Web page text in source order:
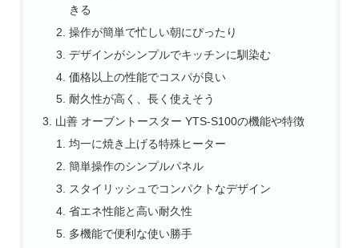
きる
操作が簡単で忙しい朝にぴったり
デザインがシンプルでキッチンに馴染む
価格以上の性能でコスパが良い
耐久性が高く、長く使えそう
山善 オーブントースター YTS-S100の機能や特徴
均一に焼き上げる特殊ヒーター
簡単操作のシンプルパネル
スタイリッシュでコンパクトなデザイン
省エネ性能と高い耐久性
多機能で便利な使い勝手